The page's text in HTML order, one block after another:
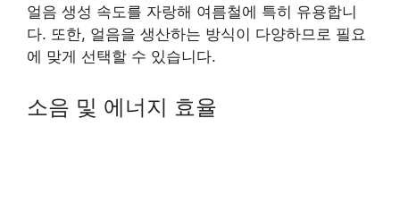
얼음 생성 속도를 자랑해 여름철에 특히 유용합니
다. 또한, 얼음을 생산하는 방식이 다양하므로 필요
에 맞게 선택할 수 있습니다.
소음 및 에너지 효율